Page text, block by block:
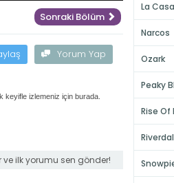
Sonraki Bölüm
Yorum Yap
keyifle izlemeniz için burada.
ilk yorumu sen gönder!
La
Narcos
Ozark
Peaky
Rise